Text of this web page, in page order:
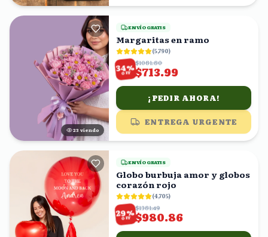
23 viendo
ENVÍO GRATIS
Margaritas en ramo
(5,790)
34%
OFF
$1081.80
$713.99
¡PEDIR AHORA!
ENTREGA URGENTE
ENVÍO GRATIS
Globo burbuja amor y globos
corazón rojo
(4,705)
29%
OFF
$1381.49
$980.86